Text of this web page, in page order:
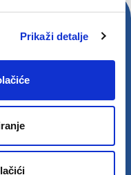
Prikaži detalje